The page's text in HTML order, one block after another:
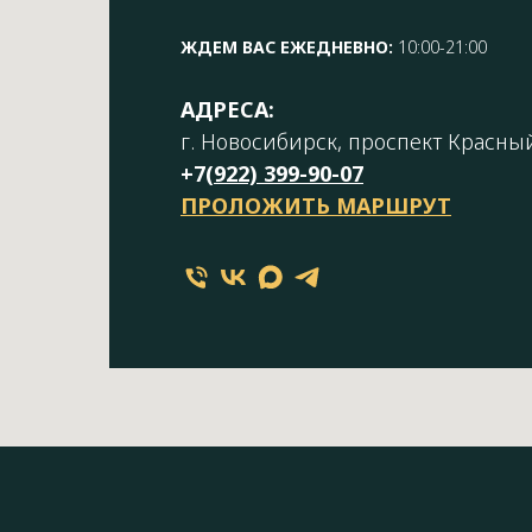
ЖДЕМ ВАС ЕЖЕДНЕВНО: 10:00-21:00
АДРЕСА:
г. Новосибирск, проспект
+7(922) 399-90-07
ПРОЛОЖИТЬ МАРШРУТ